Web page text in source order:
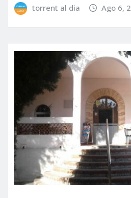
torrent al dia Ago 6,